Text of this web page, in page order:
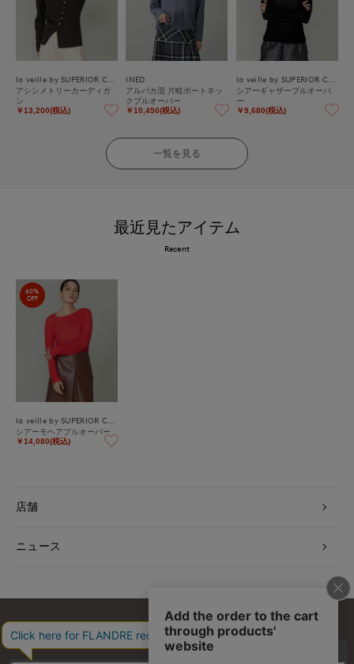
アシンメトリーカーディガ
ン
￥13,200(税込)
INED
アルパカ混 片畦ボートネッ
クプルオーバー
￥10,450(税込)
シアーギャザープルオーバ
ー
￥9,680(税込)
一覧を見る
最近見たアイテム
Recent
60%
OFF
シアーモヘアプルオーバー
￥14,080(税込)
店舗
ニュース